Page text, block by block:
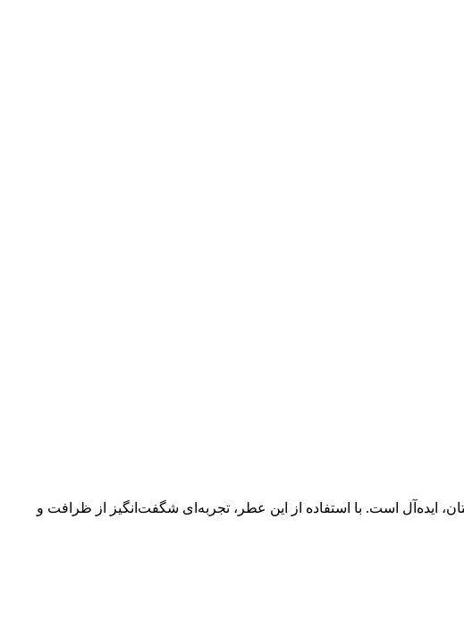
ایده‌آل است. با استفاده از این عطر، تجربه‌ای شگفت‌انگیز از ظرافت و